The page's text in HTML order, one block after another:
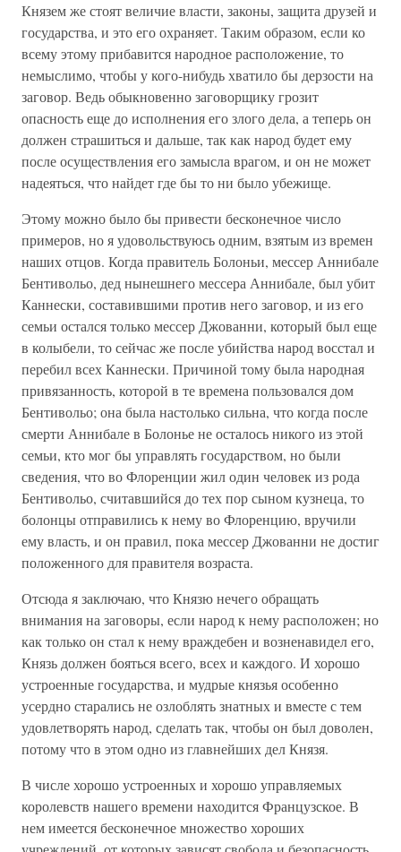
Князем же стоят величие власти, законы, защита друзей и
государства, и это его охраняет. Таким образом, если ко
всему этому прибавится народное расположение, то
немыслимо, чтобы у кого-нибудь хватило бы дерзости на
заговор. Ведь обыкновенно заговорщику грозит
опасность еще до исполнения его злого дела, а теперь он
должен страшиться и дальше, так как народ будет ему
после осуществления его замысла врагом, и он не может
надеяться, что найдет где бы то ни было убежище.
Этому можно было бы привести бесконечное число
примеров, но я удовольствуюсь одним, взятым из времен
наших отцов. Когда правитель Болоньи, мессер Аннибале
Бентивольо, дед нынешнего мессера Аннибале, был убит
Каннески, составившими против него заговор, и из его
семьи остался только мессер Джованни, который был еще
в колыбели, то сейчас же после убийства народ восстал и
перебил всех Каннески. Причиной тому была народная
привязанность, которой в те времена пользовался дом
Бентивольо; она была настолько сильна, что когда после
смерти Аннибале в Болонье не осталось никого из этой
семьи, кто мог бы управлять государством, но были
сведения, что во Флоренции жил один человек из рода
Бентивольо, считавшийся до тех пор сыном кузнеца, то
болонцы отправились к нему во Флоренцию, вручили
ему власть, и он правил, пока мессер Джованни не достиг
положенного для правителя возраста.
Отсюда я заключаю, что Князю нечего обращать
внимания на заговоры, если народ к нему расположен; но
как только он стал к нему враждебен и возненавидел его,
Князь должен бояться всего, всех и каждого. И хорошо
устроенные государства, и мудрые князья особенно
усердно старались не озлоблять знатных и вместе с тем
удовлетворять народ, сделать так, чтобы он был доволен,
потому что в этом одно из главнейших дел Князя.
В числе хорошо устроенных и хорошо управляемых
королевств нашего времени находится Французское. В
нем имеется бесконечное множество хороших